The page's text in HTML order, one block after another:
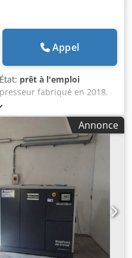
Appel
prêt à l'emploi
fabriqué en 2018.
dispose d'un moteur
à une pression de
de 1 000 litres, ce
Si vous
comprimé de haute qualité,
GA15VSD+FF que nous
nous pour plus de détails.
du moteur : 15 kW •
supplémentaire •
Annonce